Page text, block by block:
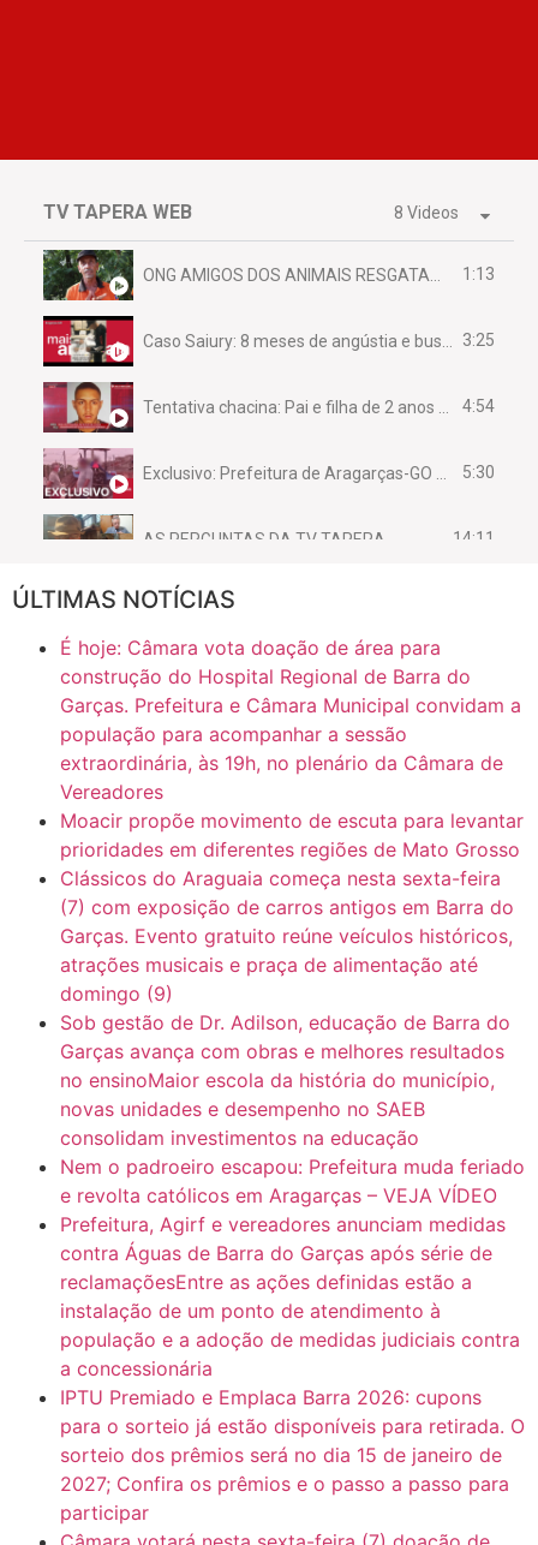
TV TAPERA WEB 8 Videos
1:13
3:25
4:54
5:30
AS PERGUNTAS DA TV TAPERA 14:11
CASO SAIURY - SEM CORTES
Mini Ginásio de Aragarças- Só a bo$ta 6:31
ÚLTIMAS NOTÍCIAS
É hoje: Câmara vota doação de área para
construção do Hospital Regional de Barra do
Garças. Prefeitura e Câmara Municipal convidam a
população para acompanhar a sessão
extraordinária, às 19h, no plenário da Câmara de
Vereadores
Moacir propõe movimento de escuta para levantar
prioridades em diferentes regiões de Mato Grosso
Clássicos do Araguaia começa nesta sexta-feira
(7) com exposição de carros antigos em Barra do
Garças. Evento gratuito reúne veículos históricos,
atrações musicais e praça de alimentação até
domingo (9)
Sob gestão de Dr. Adilson, educação de Barra do
Garças avança com obras e melhores resultados
no ensinoMaior escola da história do município,
novas unidades e desempenho no SAEB
consolidam investimentos na educação
Nem o padroeiro escapou: Prefeitura muda feriado
e revolta católicos em Aragarças – VEJA VÍDEO
Prefeitura, Agirf e vereadores anunciam medidas
contra Águas de Barra do Garças após série de
reclamaçõesEntre as ações definidas estão a
instalação de um ponto de atendimento à
população e a adoção de medidas judiciais contra
a concessionária
IPTU Premiado e Emplaca Barra 2026: cupons
para o sorteio já estão disponíveis para retirada. O
sorteio dos prêmios será no dia 15 de janeiro de
2027; Confira os prêmios e o passo a passo para
participar